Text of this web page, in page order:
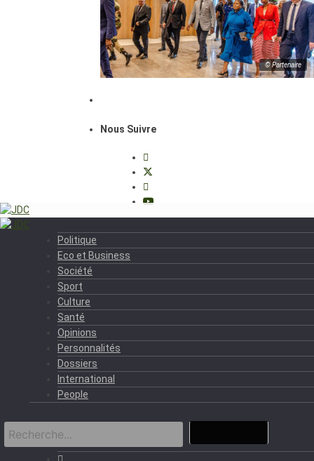
© Partenaire
Nous Suivre
Politique
Eco et Business
Société
Sport
Culture
Santé
Opinions
Personnalités
Dossiers
International
People